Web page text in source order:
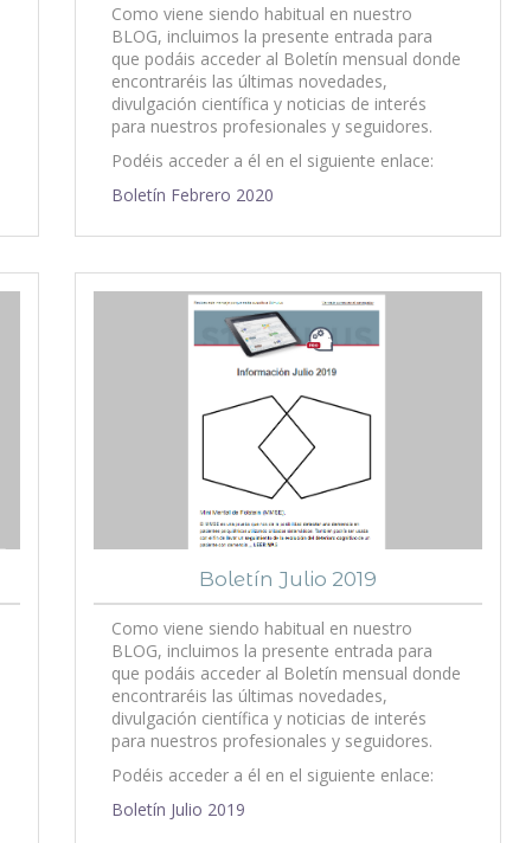
Como viene siendo habitual en nuestro
BLOG, incluimos la presente entrada para
que podáis acceder al Boletín mensual donde
encontraréis las últimas novedades,
divulgación científica y noticias de interés
para nuestros profesionales y seguidores.
Podéis acceder a él en el siguiente enlace:
Boletín Febrero 2020
Boletín Julio 2019
Como viene siendo habitual en nuestro
BLOG, incluimos la presente entrada para
que podáis acceder al Boletín mensual donde
encontraréis las últimas novedades,
divulgación científica y noticias de interés
para nuestros profesionales y seguidores.
Podéis acceder a él en el siguiente enlace:
Boletín Julio 2019